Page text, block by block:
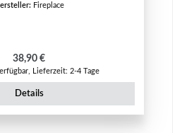
Fireplace
Regulärer Preis:
38,90 €
Lieferzeit: 2-4 Tage
Details